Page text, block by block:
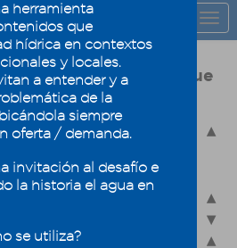
agua, la eficiencia que
mendocinos
relacionados con la actividad
herramienta
que
hídrica en contextos
y locales.
a entender y a
de la
siempre
oferta / demanda.
invitación al desafío e
la historia el agua en
se utiliza?